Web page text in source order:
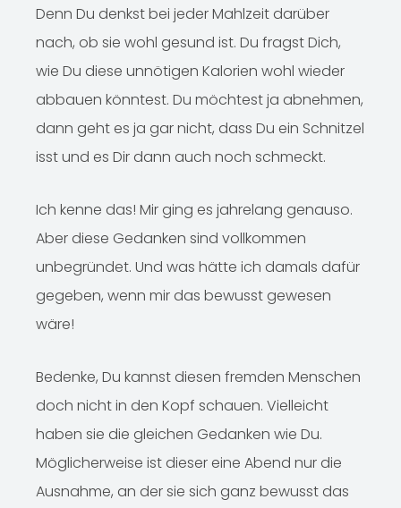
Denn Du denkst bei jeder Mahlzeit darüber
nach, ob sie wohl gesund ist. Du fragst Dich,
wie Du diese unnötigen Kalorien wohl wieder
abbauen könntest. Du möchtest ja abnehmen,
dann geht es ja gar nicht, dass Du ein Schnitzel
isst und es Dir dann auch noch schmeckt.
Ich kenne das! Mir ging es jahrelang genauso.
Aber diese Gedanken sind vollkommen
unbegründet. Und was hätte ich damals dafür
gegeben, wenn mir das bewusst gewesen
wäre!
Bedenke, Du kannst diesen fremden Menschen
doch nicht in den Kopf schauen. Vielleicht
haben sie die gleichen Gedanken wie Du.
Möglicherweise ist dieser eine Abend nur die
Ausnahme, an der sie sich ganz bewusst das